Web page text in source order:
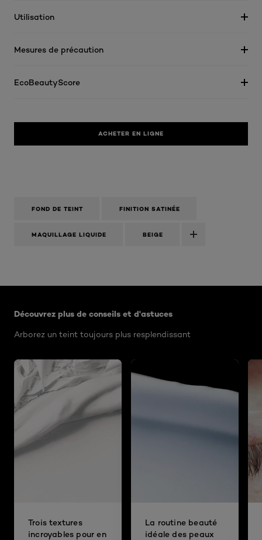
Utilisation
Mesures de précaution
EcoBeautyScore
ACHETER EN LIGNE
FOND DE TEINT FINITION SATINÉE
MAQUILLAGE LIQUIDE BEIGE
Découvrez plus de conseils et d'astuces
Arborez un teint toujours plus resplendissant
Trois textures
incroyables pour en
La routine beauté
idéale des peaux